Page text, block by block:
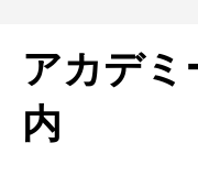
アカデミ
内